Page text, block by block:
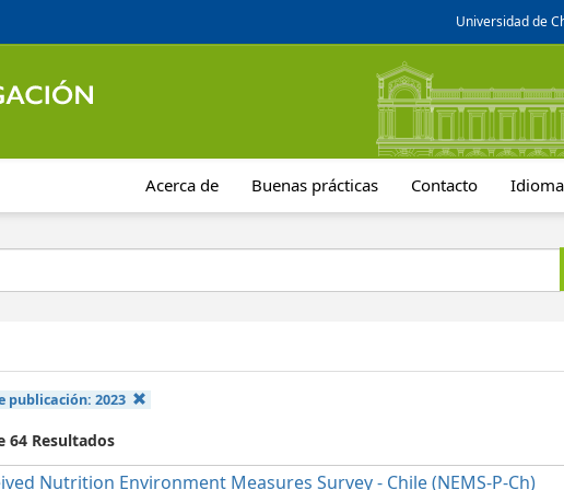
Universidad de
Acerca de Buenas prácticas Contacto Idioma
publicación: 2023
64 Resultados
Nutrition Environment Measures Survey - Chile (NEMS-P-Ch)